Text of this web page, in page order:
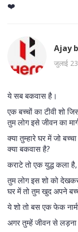
❤️
Ajay
जुलाई
ये सब बकवास है।
एक बच्चों का टीवी शो
तुम लोग इसे जीवन का
क्या तुम्हारे घर में जो
क्या बकवास है?
कराटे तो एक युद्ध कला
तुम लोग इस शो को
घर में तो तुम खुद अपने
ये शो तो बस एक फेक
अगर तुम्हें जीवन से